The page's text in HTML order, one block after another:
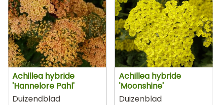
Achillea hybride
'Hannelore Pahl'
Duizendblad
Achillea hybride
'Moonshine'
Duizenblad